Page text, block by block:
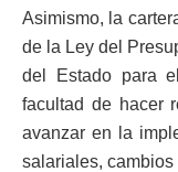
Asimismo, la
de la Ley del
del Estado para
facultad de hacer
avanzar en la
salariales,